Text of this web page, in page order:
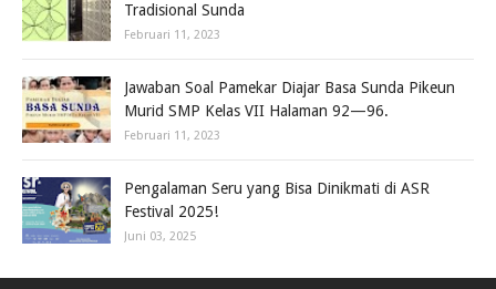
Tradisional Sunda
Februari 11, 2023
Jawaban Soal Pamekar Diajar Basa Sunda Pikeun
Murid SMP Kelas VII Halaman 92—96.
Februari 11, 2023
Pengalaman Seru yang Bisa Dinikmati di ASR
Festival 2025!
Juni 03, 2025